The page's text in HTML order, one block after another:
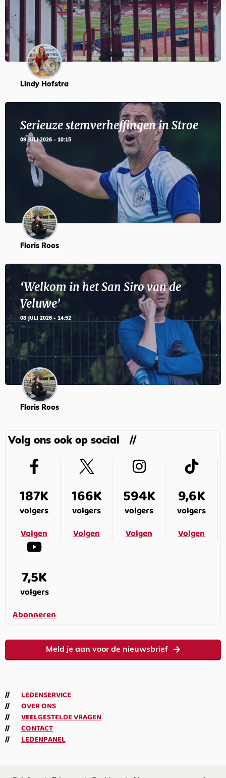
Lindy Hofstra
Serieuze stemverheffingen in Stroe
09 JULI 2026 - 10:15
Floris Roos
‘Welkom in het San Siro van de
Veluwe’
08 JULI 2026 - 14:52
Floris Roos
Volg ons ook op social
187K
volgers
Volgen
166K
volgers
Volgen
594K
volgers
Volgen
9,6K
volgers
Volgen
7,5K
volgers
Abonneren
Meld je aan voor de nieuwsbrief
LEDENSERVICE
OVER ONS
VEELGESTELDE VRAGEN
CONTACT
LEDENPANEL